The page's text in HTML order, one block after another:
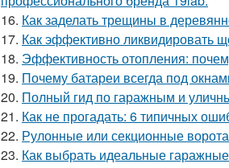
16. Как заделать трещины в
17. Как эффективно ликвидировать
18. Эффективность отопления:
19. Почему батареи всегда под
20. Полный гид по гаражным и
21. Как не прогадать: 6 типичных
22. Рулонные или секционные
23. Как выбрать идеальные